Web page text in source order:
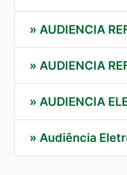
» AUDIENCIA
» AUDIENCIA
» AUDIENCIA
» Audiência